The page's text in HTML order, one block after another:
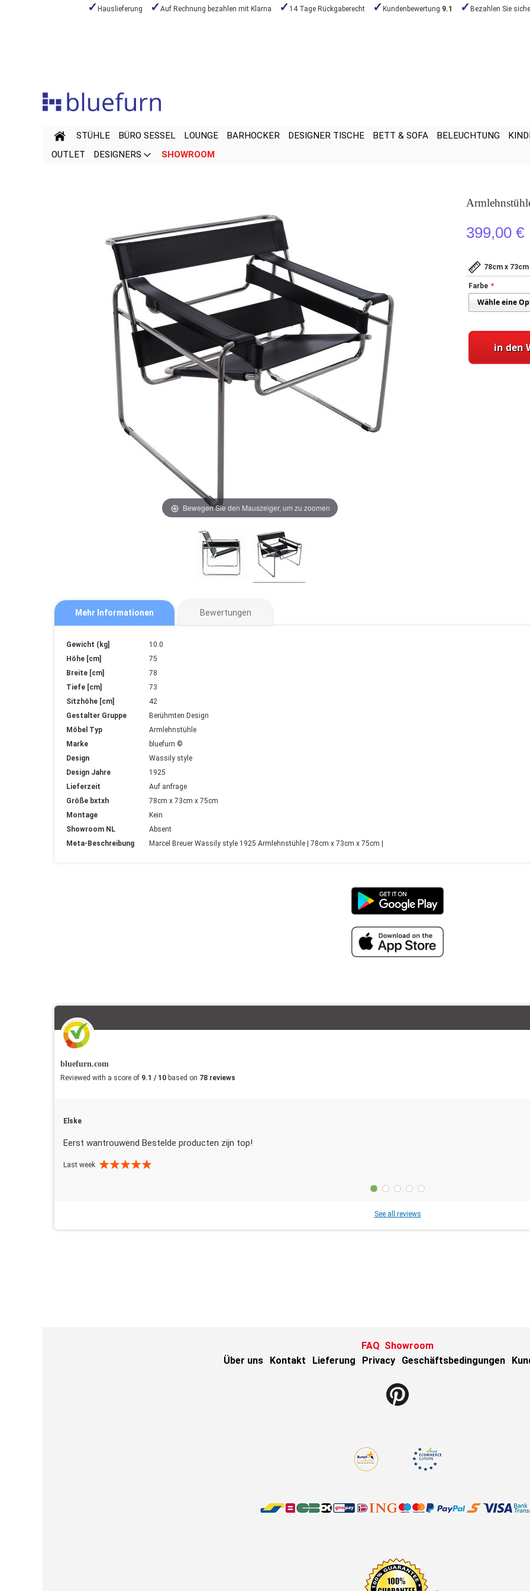
Hauslieferung Auf Rechnung bezahlen mit Klarna 14 Tage Rückgaberecht Kundenbewertung 9.1 Bezahlen Sie
STÜHLE BÜRO SESSEL LOUNGE BARHOCKER DESIGNER TISCHE BETT & SOFA BELEUCHTUNG
OUTLET
DESIGNERS SHOWROOM
399,00 €
78cm x
Farbe
in den
Bewegen Sie den Mauszeiger, um zu zoomen
Mehr Informationen
Mehr
Informationen
Gewicht (kg]
10.0
Höhe [cm]
75
Breite [cm]
78
Tiefe [cm]
73
Sitzhöhe [cm]
42
Gestalter Gruppe
Berühmten Design
Möbel Typ
Armlehnstühle
Marke
bluefurn ©
Design
Wassily style
Design Jahre
1925
Lieferzeit
Auf anfrage
Größe bxtxh
78cm x 73cm x 75cm
Montage
Kein
Showroom NL
Absent
Meta-Beschreibung
Marcel Breuer Wassily style 1925 Armlehnstühle | 78cm x 73cm x 75cm |
Bewertungen
bluefurn.com
Reviewed with a score of 9.1 / 10 based on 78 reviews
Elske
Eerst wantrouwend Bestelde producten zijn top!
Last week
See all reviews
FAQ Showroom
Über uns
Kontakt Lieferung Privacy Geschäftsbedingungen